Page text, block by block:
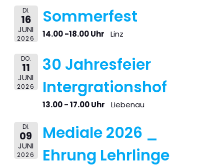
DI.
16
JUNI
2026
Sommerfest
14.00 -18.00 Uhr Linz
DO.
11
JUNI
2026
30 Jahresfeier
Intergrationshof
13.00 - 17.00 Uhr Liebenau
DI.
09
JUNI
2026
Mediale 2026 _
Ehrung Lehrlinge